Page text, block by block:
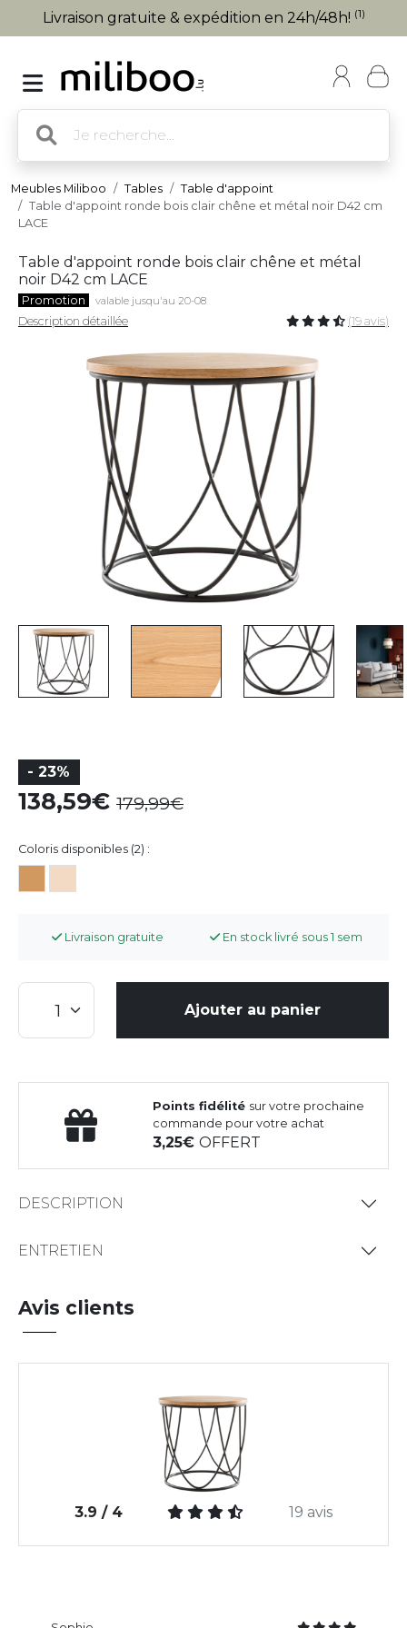
Livraison gratuite & expédition en 24h/48h! (1)
Meubles Miliboo Tables
Table d'appoint
Table d'appoint ronde bois clair chêne et métal noir D42 cm
LACE
Table d'appoint ronde bois clair chêne et métal
noir D42 cm LACE
Promotion valable jusqu'au 20-08
Description détaillée (19 avis)
- 23%
138,59 179,99
Coloris disponibles (2) :
Livraison gratuite En stock livré sous 1 sem
Ajouter au panier
Points fidélité sur votre prochaine
commande pour votre achat
3,25OFFERT
DESCRIPTION
ENTRETIEN
Avis clients
3.9 / 4 19 avis